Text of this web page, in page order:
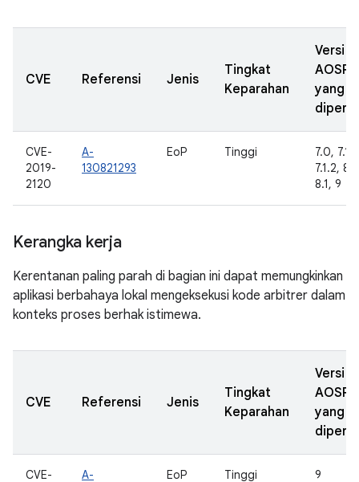
CVE Referensi Jenis
Tingkat
Keparahan
Versi
AOSP
yang
CVE-
2019-
2120
A-
130821293
EoP Tinggi
7.0, 7.1.1,
7.1.2,
8.1, 9
Kerangka kerja
Kerentanan paling parah di bagian ini dapat memungkinkan
aplikasi berbahaya lokal mengeksekusi kode arbitrer dalam
konteks proses berhak istimewa.
CVE Referensi Jenis
Tingkat
Keparahan
Versi
AOSP
yang
CVE-
A-
EoP Tinggi 9